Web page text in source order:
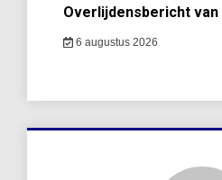
Overlijdensbericht van
6 augustus 2026